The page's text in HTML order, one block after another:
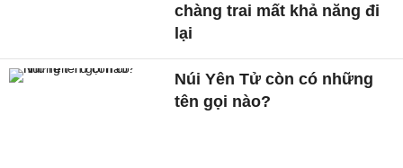
chàng trai mất khả năng đi
lại
Núi Yên Tử còn có những
tên gọi nào?